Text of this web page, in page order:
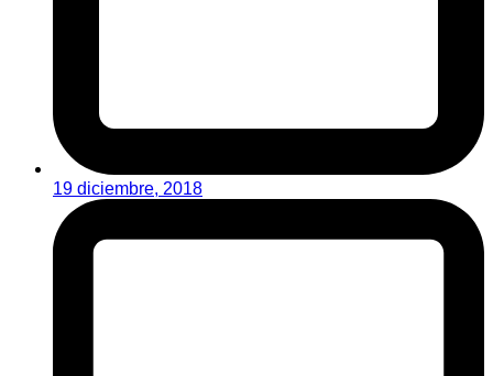
19 diciembre, 2018